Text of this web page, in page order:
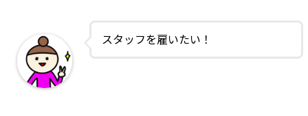
スタッフを雇いたい！